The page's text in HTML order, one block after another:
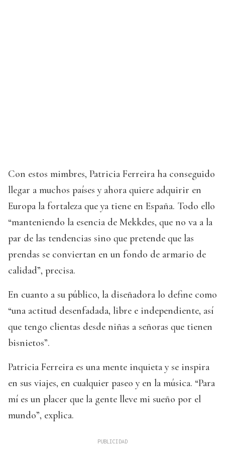
Con estos mimbres, Patricia Ferreira ha conseguido
llegar a muchos países y ahora quiere adquirir en
Europa la fortaleza que ya tiene en España. Todo ello
“manteniendo la esencia de Mekkdes, que no va a la
par de las tendencias sino que pretende que las
prendas se conviertan en un fondo de armario de
calidad”, precisa.
En cuanto a su público, la diseñadora lo define como
“una actitud desenfadada, libre e independiente, así
que tengo clientas desde niñas a señoras que tienen
bisnietos”.
Patricia Ferreira es una mente inquieta y se inspira
en sus viajes, en cualquier paseo y en la música. “Para
mí es un placer que la gente lleve mi sueño por el
mundo”, explica.